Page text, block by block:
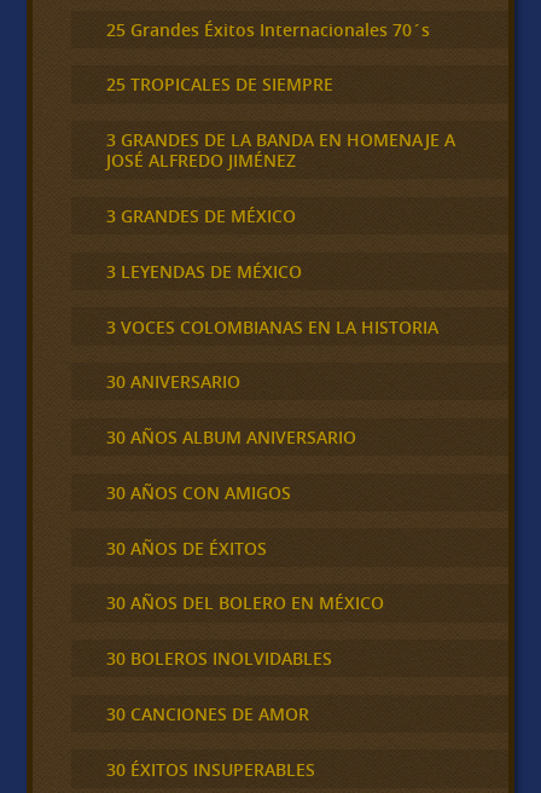
25 Grandes Éxitos Internacionales 70´s
25 TROPICALES DE SIEMPRE
3 GRANDES DE LA BANDA EN HOMENAJE A
JOSÉ ALFREDO JIMÉNEZ
3 GRANDES DE MÉXICO
3 LEYENDAS DE MÉXICO
3 VOCES COLOMBIANAS EN LA HISTORIA
30 ANIVERSARIO
30 AÑOS ALBUM ANIVERSARIO
30 AÑOS CON AMIGOS
30 AÑOS DE ÉXITOS
30 AÑOS DEL BOLERO EN MÉXICO
30 BOLEROS INOLVIDABLES
30 CANCIONES DE AMOR
30 ÉXITOS INSUPERABLES